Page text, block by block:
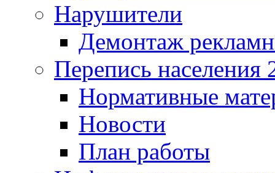
Нарушители
Демонтаж
Перепись населения
Нормативные
Новости
План работы